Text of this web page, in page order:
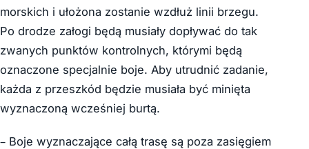
morskich i ułożona zostanie wzdłuż linii brzegu.
Po drodze załogi będą musiały dopływać do tak
zwanych punktów kontrolnych, którymi będą
oznaczone specjalnie boje. Aby utrudnić zadanie,
każda z przeszkód będzie musiała być minięta
wyznaczoną wcześniej burtą.
– Boje wyznaczające całą trasę są poza zasięgiem